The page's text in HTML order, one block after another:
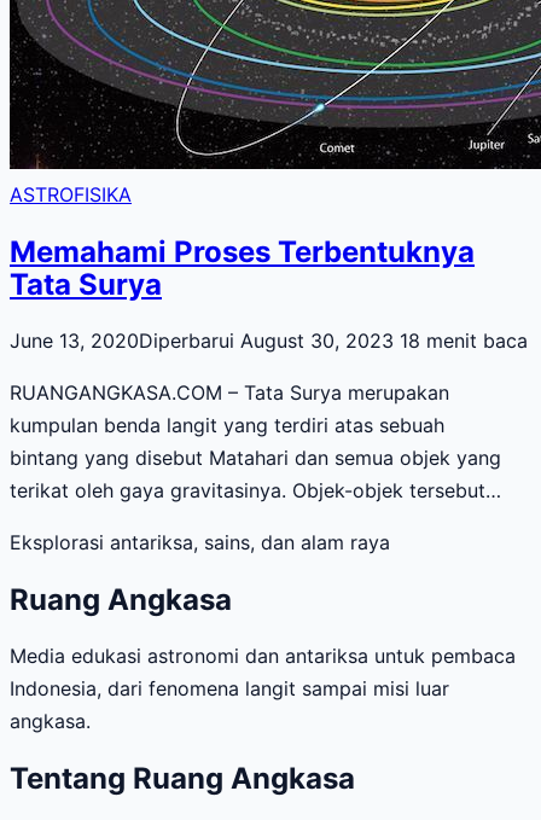
ASTROFISIKA
Memahami Proses Terbentuknya
Tata Surya
June 13, 2020Diperbarui August 30, 2023 18 menit baca
RUANGANGKASA.COM – Tata Surya merupakan
kumpulan benda langit yang terdiri atas sebuah
bintang yang disebut Matahari dan semua objek yang
terikat oleh gaya gravitasinya. Objek-objek tersebut…
Eksplorasi antariksa, sains, dan alam raya
Ruang Angkasa
Media edukasi astronomi dan antariksa untuk pembaca
Indonesia, dari fenomena langit sampai misi luar
angkasa.
Tentang Ruang Angkasa